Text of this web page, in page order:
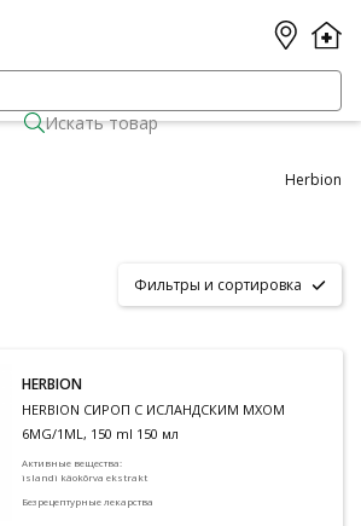
Искать товар
Herbion
Фильтры и сортировка
HERBION
HERBION СИРОП С ИСЛАНДСКИМ МХОМ
6MG/1ML, 150 ml 150 мл
Активные вещества:
islandi käokõrva ekstrakt
Безрецептурные лекарства